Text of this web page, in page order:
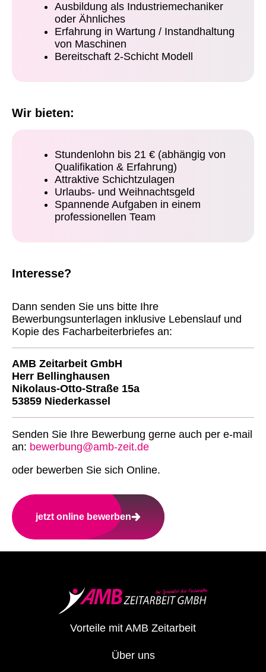
Ausbildung als Industriemechaniker
oder Ähnliches
Erfahrung in Wartung / Instandhaltung
von Maschinen
Bereitschaft 2-Schicht Modell
Wir bieten:
Stundenlohn bis 21 € (abhängig von
Qualifikation & Erfahrung)
Attraktive Schichtzulagen
Urlaubs- und Weihnachtsgeld
Spannende Aufgaben in einem
professionellen Team
Interesse?
Dann senden Sie uns bitte Ihre
Bewerbungsunterlagen inklusive Lebenslauf und
Kopie des Facharbeiterbriefes an:
AMB Zeitarbeit GmbH
Herr Bellinghausen
Nikolaus-Otto-Straße 15a
53859 Niederkassel
Senden Sie Ihre Bewerbung gerne auch per e-mail
an: bewerbung@amb-zeit.de
oder bewerben Sie sich Online.
jetzt online bewerben
Vorteile mit AMB Zeitarbeit
Über uns